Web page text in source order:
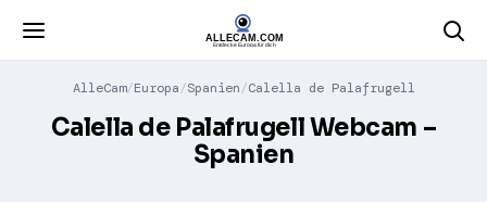
AlleCam Europa Spanien Calella de Palafrugell
Calella de Palafrugell Webcam –
Spanien